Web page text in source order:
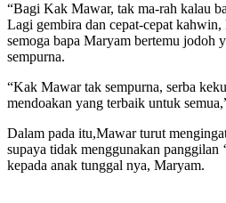
“Bagi Kak Mawar, tak ma-rah kalau
Lagi gembira dan cepat-cepat
semoga bapa Maryam bertemu jodoh
sempurna.
“Kak Mawar tak sempurna, serba
mendoakan yang terbaik untuk
Dalam pada itu,Mawar turut
supaya tidak menggunakan panggilan
kepada anak tunggal nya, Maryam.